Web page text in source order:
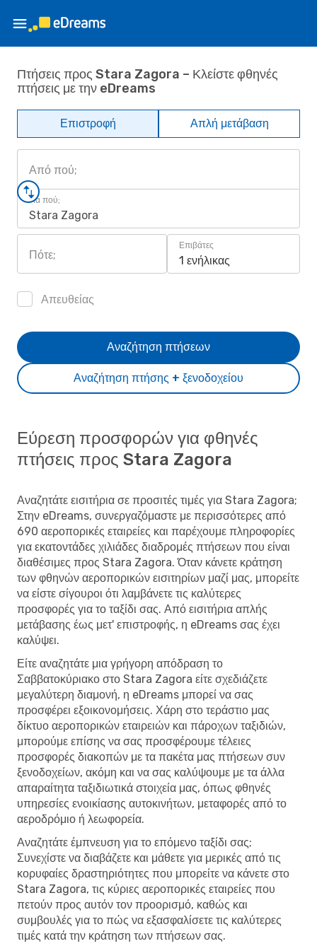
Πτήσεις προς Stara Zagora – Κλείστε φθηνές
πτήσεις με την eDreams
Επιστροφή Απλή μετάβαση
Από πού;
Για πού;
Stara Zagora
Πότε;
Επιβάτες
1 ενήλικας
Απευθείας
Αναζήτηση πτήσης + ξενοδοχείου
Αναζήτηση πτήσεων
Εύρεση προσφορών για φθηνές
πτήσεις προς Stara Zagora
Αναζητάτε εισιτήρια σε προσιτές τιμές για Stara Zagora;
Στην eDreams, συνεργαζόμαστε με περισσότερες από
690 αεροπορικές εταιρείες και παρέχουμε πληροφορίες
για εκατοντάδες χιλιάδες διαδρομές πτήσεων που είναι
διαθέσιμες προς Stara Zagora. Όταν κάνετε κράτηση
των φθηνών αεροπορικών εισιτηρίων μαζί μας, μπορείτε
να είστε σίγουροι ότι λαμβάνετε τις καλύτερες
προσφορές για το ταξίδι σας. Από εισιτήρια απλής
μετάβασης έως μετ' επιστροφής, η eDreams σας έχει
καλύψει.
Είτε αναζητάτε μια γρήγορη απόδραση το
Σαββατοκύριακο στο Stara Zagora είτε σχεδιάζετε
μεγαλύτερη διαμονή, η eDreams μπορεί να σας
προσφέρει εξοικονομήσεις. Χάρη στο τεράστιο μας
δίκτυο αεροπορικών εταιρειών και πάροχων ταξιδιών,
μπορούμε επίσης να σας προσφέρουμε τέλειες
προσφορές διακοπών με τα πακέτα μας πτήσεων συν
ξενοδοχείων, ακόμη και να σας καλύψουμε με τα άλλα
απαραίτητα ταξιδιωτικά στοιχεία μας, όπως φθηνές
υπηρεσίες ενοικίασης αυτοκινήτων, μεταφορές από το
αεροδρόμιο ή λεωφορεία.
Αναζητάτε έμπνευση για το επόμενο ταξίδι σας;
Συνεχίστε να διαβάζετε και μάθετε για μερικές από τις
κορυφαίες δραστηριότητες που μπορείτε να κάνετε στο
Stara Zagora, τις κύριες αεροπορικές εταιρείες που
πετούν προς αυτόν τον προορισμό, καθώς και
συμβουλές για το πώς να εξασφαλίσετε τις καλύτερες
τιμές κατά την κράτηση των πτήσεων σας.